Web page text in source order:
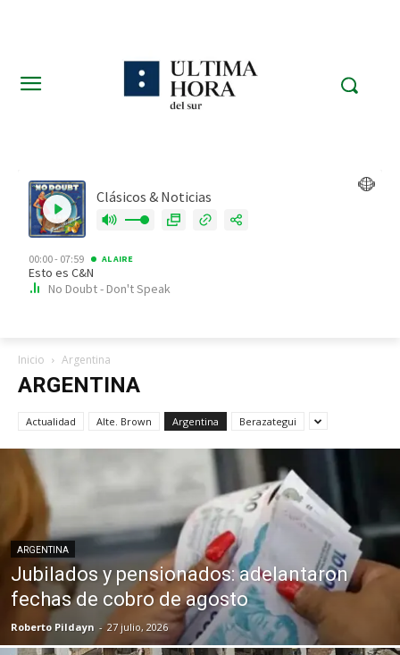
Inicio Argentina
ARGENTINA
Actualidad Alte. Brown Argentina Berazategui
ARGENTINA
Jubilados y pensionados: adelantaron
fechas de cobro de agosto
Roberto Pildayn - 27 julio, 2026